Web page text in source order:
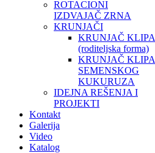
ROTACIONI
IZDVAJAČ ZRNA
KRUNJAČI
KRUNJAČ KLIPA
(roditeljska forma)
KRUNJAČ KLIPA
SEMENSKOG
KUKURUZA
IDEJNA REŠENJA I
PROJEKTI
Kontakt
Galerija
Video
Katalog